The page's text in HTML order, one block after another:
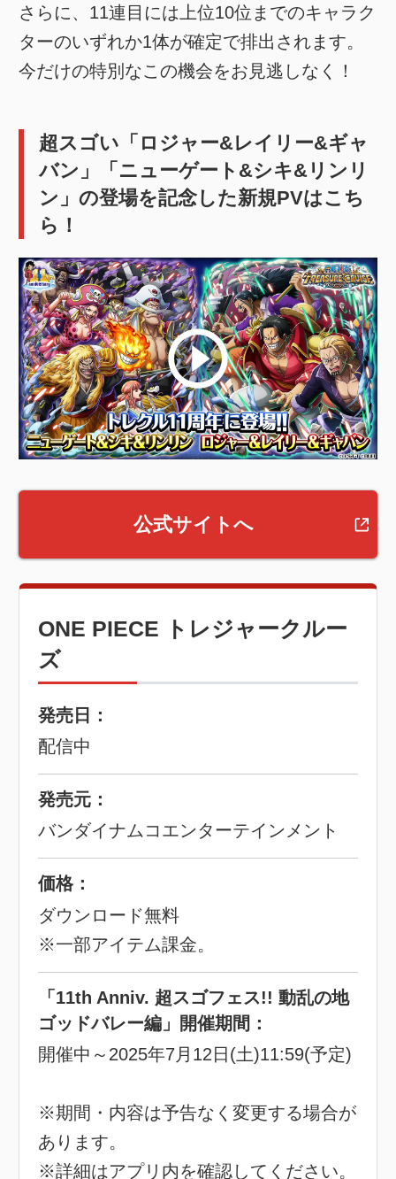
さらに、11連目には上位10位までのキャラク
ターのいずれか1体が確定で排出されます。
今だけの特別なこの機会をお見逃しなく！
超スゴい「ロジャー&レイリー&ギャ
バン」「ニューゲート&シキ&リンリ
ン」の登場を記念した新規PVはこち
ら！
公式サイトへ
ONE PIECE トレジャークルー
ズ
発売日：
配信中
発売元：
バンダイナムコエンターテインメント
価格：
ダウンロード無料
※一部アイテム課金。
「11th Anniv. 超スゴフェス!! 動乱の地
ゴッドバレー編」開催期間：
開催中～2025年7月12日(土)11:59(予定)
※期間・内容は予告なく変更する場合が
あります。
※詳細はアプリ内を確認してください。